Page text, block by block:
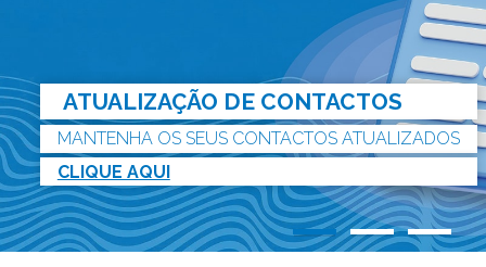
ATUALIZAÇÃO DE CONTACTOS
MANTENHA OS SEUS CONTACTOS ATUALIZADOS
CLIQUE AQUI